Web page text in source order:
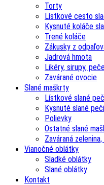
Torty
Lístkové cesto
Kysnuté koláče
Trené koláče
Zákusky z
Jadrová hmota
Likéry, sirupy,
Zavárané ovocie
Slané maškrty
Lístkové slané
Kysnuté slané
Polievky
Ostatné slané
Zaváraná
Vianočné oblátky
Sladké oblátky
Slané oblátky
Kontakt